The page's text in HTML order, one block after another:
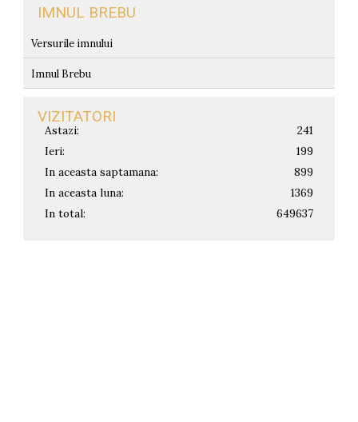
IMNUL BREBU
Versurile imnului
Imnul Brebu
VIZITATORI
Astazi:
241
Ieri:
199
In aceasta saptamana:
899
In aceasta luna:
1369
In total:
649637